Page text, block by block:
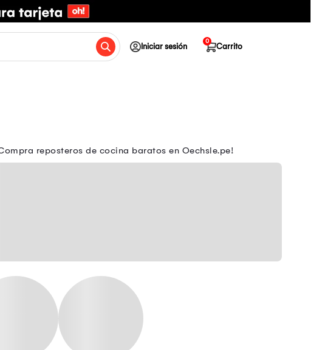
Iniciar sesión Carrito
0
reposteros de cocina baratos en Oechsle.pe!